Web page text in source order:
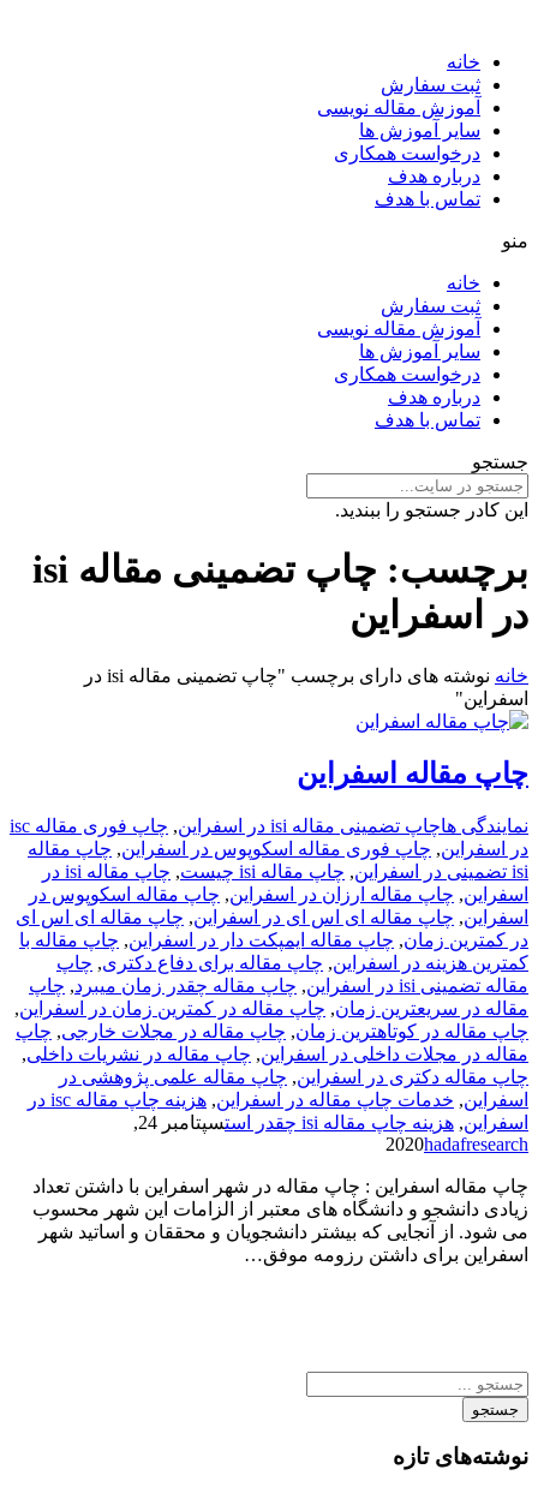
خانه
ثبت سفارش
آموزش مقاله نویسی
سایر آموزش ها
درخواست همکاری
درباره هدف
تماس با هدف
منو
خانه
ثبت سفارش
آموزش مقاله نویسی
سایر آموزش ها
درخواست همکاری
درباره هدف
تماس با هدف
جستجو
این کادر جستجو را ببندید.
برچسب:
چاپ تضمینی مقاله isi
در اسفراین
خانه
نوشته های دارای برچسب "چاپ تضمینی مقاله isi در
اسفراین"
چاپ مقاله اسفراین
نمایندگی هاچاپ تضمینی مقاله isi در اسفراین ,
چاپ فوری مقاله isc
در اسفراین, چاپ فوری مقاله اسکوپوس در اسفراین, چاپ مقاله
isi تضمینی در اسفراین
, چاپ مقاله isi چیست ,
چاپ مقاله isi در
اسفراین, چاپ مقاله ارزان در اسفراین, چاپ مقاله اسکوپوس در
اسفراین, چاپ مقاله ای اس ای در اسفراین, چاپ مقاله ای اس ای
در کمترین زمان, چاپ مقاله ایمپکت دار در اسفراین, چاپ مقاله با
کمترین هزینه در اسفراین, چاپ مقاله برای دفاع دکتری, چاپ
مقاله تضمینی isi در اسفراین
, چاپ مقاله چقدر زمان میبرد, چاپ
مقاله در سریعترین زمان, چاپ مقاله در کمترین زمان در اسفراین,
چاپ مقاله در کوتاهترین زمان, چاپ مقاله در مجلات خارجی, چاپ
مقاله در مجلات داخلی در اسفراین, چاپ مقاله در نشریات داخلی,
چاپ مقاله دکتری در اسفراین, چاپ مقاله علمی پژوهشی در
اسفراین, خدمات چاپ مقاله در اسفراین,
هزینه چاپ مقاله isc در
اسفراین, هزینه چاپ مقاله isi چقدر است
سپتامبر 24,
2020hadafresearch
چاپ مقاله اسفراین : چاپ مقاله در شهر اسفراین با داشتن تعداد
زیادی دانشجو و دانشگاه های معتبر از الزامات این شهر محسوب
می شود. از آنجایی که بیشتر دانشجویان و محققان و اساتید شهر
اسفراین برای داشتن رزومه موفق…
جستجو
نوشته‌های تازه